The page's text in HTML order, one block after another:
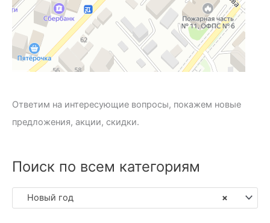
Ответим на интересующие вопросы, покажем новые
предложения, акции, скидки.
Поиск по всем категориям
×
Новый год